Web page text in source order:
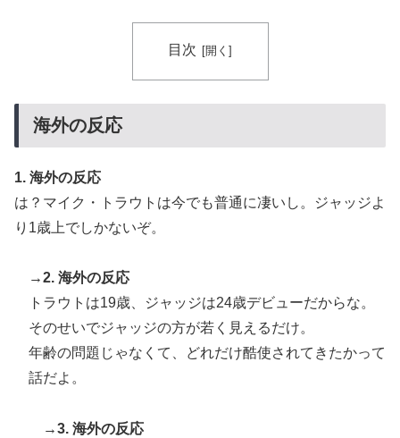
海外「さすが日本！」日本の医療従事者の倫理観の高さ
に海外が超感動
▶ 移民ベトナム女達の宅飲み、レベチｗｗｗｗｗｗｗｗｗ
▶ 韓国人「意外に日本との関係が深い地球の裏側の国がこ
ちらです‥」→「国境を越えた驚くべき歴史のつなが
り‥」
決定的に！メディカル検査をパス！現地サポが歓迎！ア
ーセナルファンも祝福！【海外の反応】
▶ 外国人「米・ジャガイモ・パン・麺の4大主食、一生食
えないなら何を捨てる？」
目次
海外の反応
1. 海外の反応
は？マイク・トラウトは今でも普通に凄いし。ジャッジよ
り1歳上でしかないぞ。
→2. 海外の反応
トラウトは19歳、ジャッジは24歳デビューだからな。
そのせいでジャッジの方が若く見えるだけ。
年齢の問題じゃなくて、どれだけ酷使されてきたかって
話だよ。
→3. 海外の反応